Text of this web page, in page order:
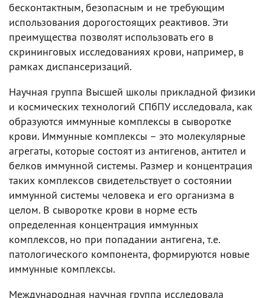
бесконтактным, безопасным и не требующим
использования дорогостоящих реактивов. Эти
преимущества позволят использовать его в
скрининговых исследованиях крови, например, в
рамках диспансеризаций.
Научная группа Высшей школы прикладной физики
и космических технологий СПбПУ исследовала, как
образуются иммунные комплексы в сыворотке
крови. Иммунные комплексы – это молекулярные
агрегаты, которые состоят из антигенов, антител и
белков иммунной системы. Размер и концентрация
таких комплексов свидетельствует о состоянии
иммунной системы человека и его организма в
целом. В сыворотке крови в норме есть
определенная концентрация иммунных
комплексов, но при попадании антигена, т.е.
патологического компонента, формируются новые
иммунные комплексы.
Международная научная группа исследовала